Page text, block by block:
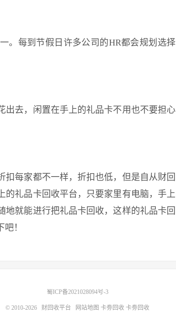
每到节假日许多公司的HR都会规划选择
去，闲置在手上的礼品卡不用也不要担心
每家都不一样，折扣也低，但是自从财回
的礼品卡回收平台，只要家里有电脑，手上
就能进行把礼品卡回收，这样的礼品卡回
！
蜀ICP备2021028094号-3
© 2010-2026 财回收平台 网站地图 卡劵回收 卡劵回收